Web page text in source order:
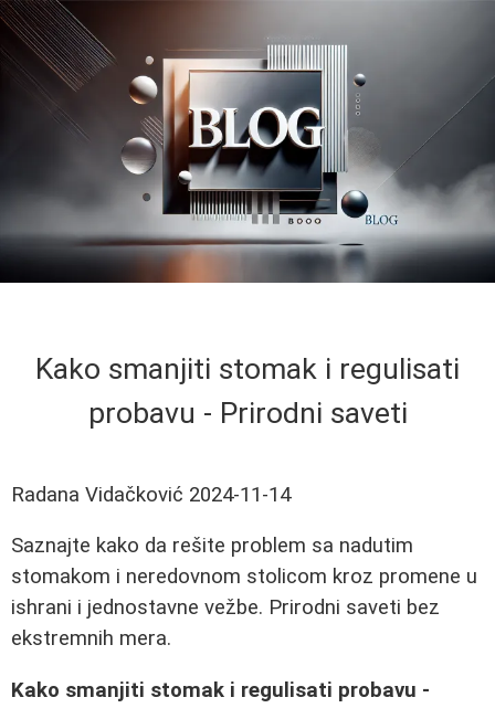
Kako smanjiti stomak i regulisati
probavu - Prirodni saveti
Radana Vidačković 2024-11-14
Saznajte kako da rešite problem sa nadutim
stomakom i neredovnom stolicom kroz promene u
ishrani i jednostavne vežbe. Prirodni saveti bez
ekstremnih mera.
Kako smanjiti stomak i regulisati probavu -